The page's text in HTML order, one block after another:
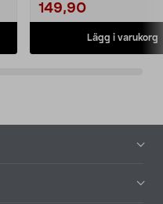
149,90
Lägg i varukorg